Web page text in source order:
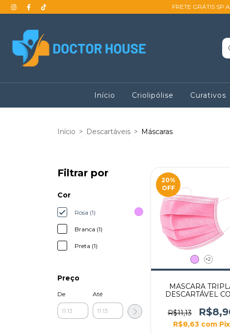
FRETE GRÁTIS SP
Início Criolipólise Curativos
Início > Descartáveis > Máscaras
Filtrar por
Cor
Rosa (1)
Branca (1)
Preta (1)
Preço
De Até
20%
OFF
+2
MASCARA
DESCARTÁVEL
R$11,13
R$8,63 com Pix